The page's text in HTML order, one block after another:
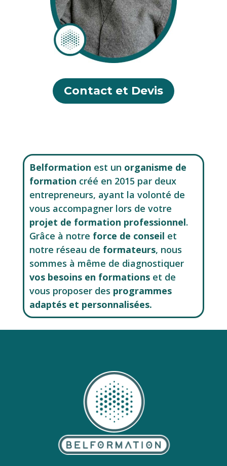
Contact et Devis
Belformation est un organisme de
formation créé en 2015 par deux
entrepreneurs, ayant la volonté de
vous accompagner lors de votre
projet de formation professionnel.
Grâce à notre force de conseil et
notre réseau de formateurs, nous
sommes à même de diagnostiquer
vos besoins en formationset de
vous proposer des programmes
adaptés et personnalisées.